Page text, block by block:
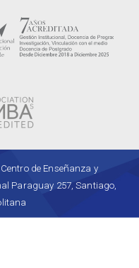
Centro de Enseñanza y
Paraguay 257, Santiago,